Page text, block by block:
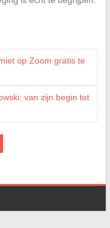
op Zoom gratis te
van zijn begin tot